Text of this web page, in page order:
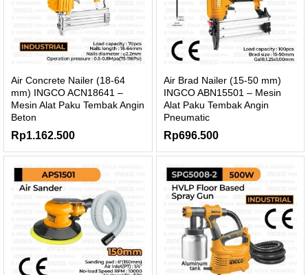
Air Concrete Nailer (18-64
mm) INGCO ACN18641 –
Mesin Alat Paku Tembak Angin
Beton
Rp1.162.500
Air Brad Nailer (15-50 mm)
INGCO ABN15501 – Mesin
Alat Paku Tembak Angin
Pneumatic
Rp696.500